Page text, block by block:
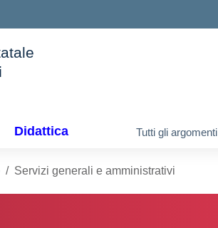
Didattica Tutti gli argomenti
Servizi generali e amministrativi